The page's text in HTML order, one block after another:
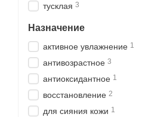
тусклая 3
Назначение
активное увлажнение 1
антивозрастное 3
антиоксидантное 1
восстановление 2
для сияния кожи 1